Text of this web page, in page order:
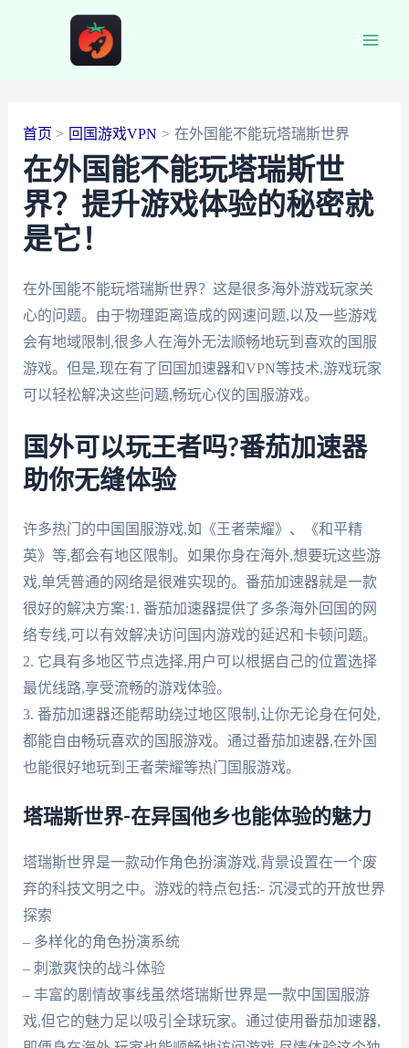
首页 回国游戏VPN 在外国能不能玩塔瑞斯世界
在外国能不能玩塔瑞斯世
界？提升游戏体验的秘密就
是它！
在外国能不能玩塔瑞斯世界？这是很多海外游戏玩家关
心的问题。由于物理距离造成的网速问题,以及一些游戏
会有地域限制,很多人在海外无法顺畅地玩到喜欢的国服
游戏。但是,现在有了回国加速器和VPN等技术,游戏玩家
可以轻松解决这些问题,畅玩心仪的国服游戏。
国外可以玩王者吗?番茄加速器
助你无缝体验
许多热门的中国国服游戏,如《王者荣耀》、《和平精
英》等,都会有地区限制。如果你身在海外,想要玩这些游
戏,单凭普通的网络是很难实现的。番茄加速器就是一款
很好的解决方案:1. 番茄加速器提供了多条海外回国的网
络专线,可以有效解决访问国内游戏的延迟和卡顿问题。
2. 它具有多地区节点选择,用户可以根据自己的位置选择
最优线路,享受流畅的游戏体验。
3. 番茄加速器还能帮助绕过地区限制,让你无论身在何处,
都能自由畅玩喜欢的国服游戏。通过番茄加速器,在外国
也能很好地玩到王者荣耀等热门国服游戏。
塔瑞斯世界-在异国他乡也能体验的魅力
塔瑞斯世界是一款动作角色扮演游戏,背景设置在一个废
弃的科技文明之中。游戏的特点包括:- 沉浸式的开放世界
探索
– 多样化的角色扮演系统
– 刺激爽快的战斗体验
– 丰富的剧情故事线虽然塔瑞斯世界是一款中国国服游
戏,但它的魅力足以吸引全球玩家。通过使用番茄加速器,